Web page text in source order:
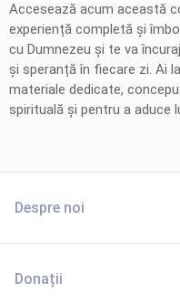
Accesează acum această
experiență completă și
cu Dumnezeu și te va
și speranță în fiecare zi. Ai
materiale dedicate,
spirituală și pentru a aduce
Despre noi
Donații